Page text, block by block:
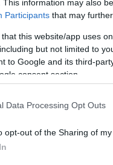
This information may also
Participants that may
that this website/app uses
but not limited to
to Google and its third-
consent section.
Data Processing Opt Outs
opt-out of the Sharing of my